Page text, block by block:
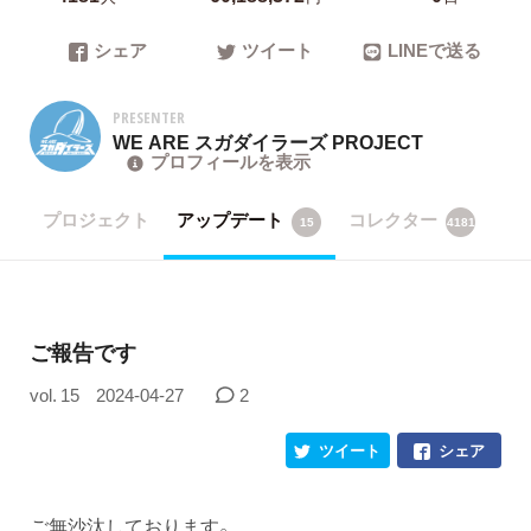
シェア ツイート LINEで送る
PRESENTER
WE ARE スガダイラーズ PROJECT
プロフィールを表示
プロジェクト アップデート 15 コレクター 4181
ご報告です
vol. 15 2024-04-27 2
シェア
ツイート
ご無沙汰しております。